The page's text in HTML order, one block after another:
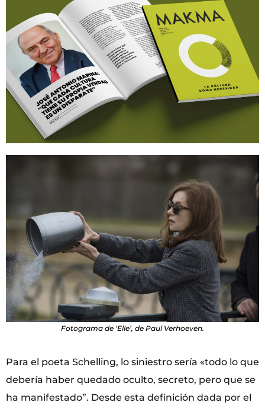
Fotograma de ‘Elle’, de Paul Verhoeven.
Para el poeta Schelling, lo siniestro sería «todo lo que
debería haber quedado oculto, secreto, pero que se
ha manifestado”. Desde esta definición dada por el